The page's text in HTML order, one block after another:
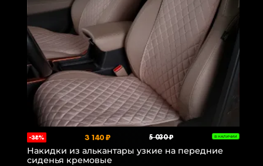
-38% 3 140 ₽ 5 030 ₽ В НАЛИЧИИ
Накидки из алькантары узкие на передние
сиденья кремовые